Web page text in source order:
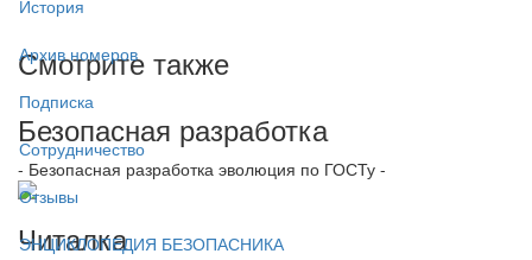
История
Архив номеров
Подписка
Сотрудничество
Отзывы
ЭНЦИКЛОПЕДИЯ БЕЗОПАСНИКА
Смотрите также
Безопасная разработка
- Безопасная разработка эволюция по ГОСТу -
Читалка